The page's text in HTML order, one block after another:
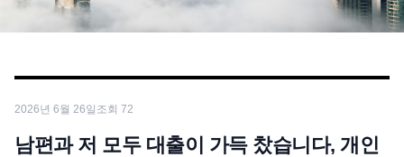
소식/자료
2026년 6월 26일 조회 72
남편과 저 모두 대출이 가득 찼습니다, 개인